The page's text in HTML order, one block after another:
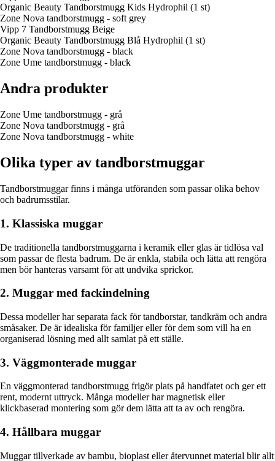
Organic Beauty Tandborstmugg Kids Hydrophil (1 st)
Zone Nova tandborstmugg - soft grey
Vipp 7 Tandborstmugg Beige
Organic Beauty Tandborstmugg Blå Hydrophil (1 st)
Zone Nova tandborstmugg - black
Zone Ume tandborstmugg - black
Andra produkter
Zone Ume tandborstmugg - grå
Zone Nova tandborstmugg - grå
Zone Nova tandborstmugg - white
Olika typer av tandborstmuggar
Tandborstmuggar finns i många utföranden som passar olika behov
och badrumsstilar.
1. Klassiska muggar
De traditionella tandborstmuggarna i keramik eller glas är tidlösa val
som passar de flesta badrum. De är enkla, stabila och lätta att rengöra
men bör hanteras varsamt för att undvika sprickor.
2. Muggar med fackindelning
Dessa modeller har separata fack för tandborstar, tandkräm och andra
småsaker. De är idealiska för familjer eller för dem som vill ha en
organiserad lösning med allt samlat på ett ställe.
3. Väggmonterade muggar
En väggmonterad tandborstmugg frigör plats på handfatet och ger ett
rent, modernt uttryck. Många modeller har magnetisk eller
klickbaserad montering som gör dem lätta att ta av och rengöra.
4. Hållbara muggar
Muggar tillverkade av bambu, bioplast eller återvunnet material blir allt